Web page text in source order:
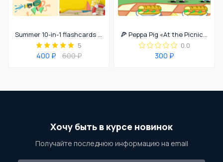
Summer 10-in-1 flashcards and games
5
400 ₽ 600 ₽
🍕 Peppa Pig «At the Picnic». Present Continuous
0.0
300 ₽
Хочу быть в курсе новинок
Получайте последнюю информацию на email